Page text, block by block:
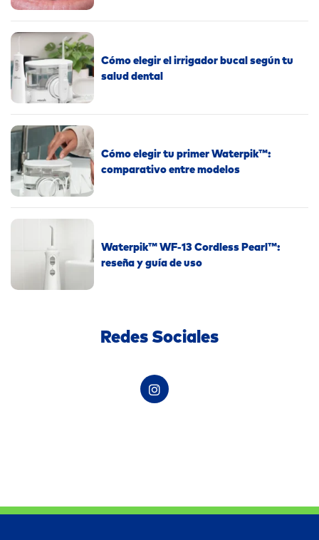
Cómo elegir el irrigador bucal según tu
salud dental
Cómo elegir tu primer Waterpik™:
comparativo entre modelos
Waterpik™ WF-13 Cordless Pearl™:
reseña y guía de uso
Redes Sociales